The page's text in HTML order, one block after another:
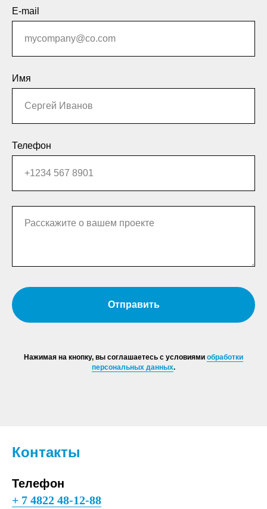
E-mail
Имя
Телефон
Отправить
Нажимая на кнопку, вы соглашаетесь с условиями обработки
персональных данных.
Контакты
Телефон
+ 7 4822 48-12-88